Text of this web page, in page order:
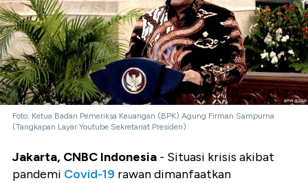
Foto: Ketua Badan Pemeriksa Keuangan (BPK) Agung Firman Sampurna
(Tangkapan Layar Youtube Sekretariat Presiden)
Jakarta, CNBC Indonesia - Situasi krisis akibat
pandemi Covid-19 rawan dimanfaatkan